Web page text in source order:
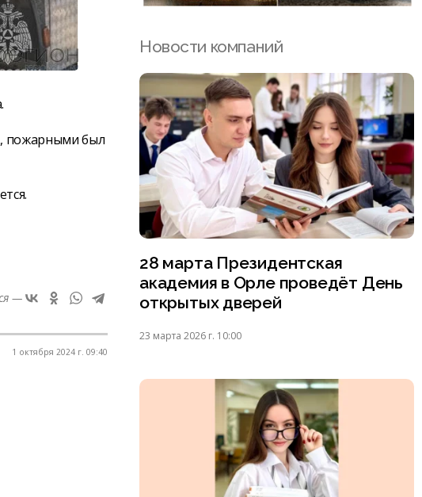
пожарными был
—
1 октября 2024 г. 09:40
Новости компаний
28 марта Президентская
академия в Орле проведёт День
открытых дверей
23 марта 2026 г. 10:00